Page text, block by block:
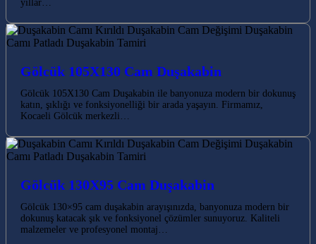
yıllar…
Gölcük 105X130 Cam Duşakabin
Gölcük 105X130 Cam Duşakabin ile banyonuza modern bir dokunuş
katın, şıklığı ve fonksiyonelliği bir arada yaşayın. Firmamız,
Kocaeli Gölcük merkezli…
Gölcük 130X95 Cam Duşakabin
Gölcük 130×95 cam duşakabin arayışınızda, banyonuza modern bir
dokunuş katacak şık ve fonksiyonel çözümler sunuyoruz. Kaliteli
malzemeler ve profesyonel montaj…